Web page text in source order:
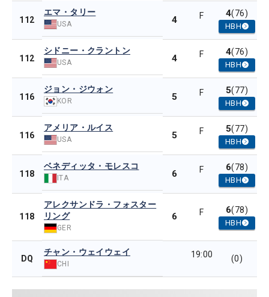
112
エマ・タリー
USA 4 F 4(76)
HBH
112
シドニー・クラントン
USA 4 F 4(76)
HBH
116
ジョン・ジウォン
KOR 5 F 5(77)
HBH
116
アメリア・ルイス
USA 5 F 5(77)
HBH
118
ベネディッタ・モレスコ
ITA 6 F 6(78)
HBH
118
アレクサンドラ・フォスター
リング
GER
6 F 6(78)
HBH
DQ
チャン・ウェイウェイ
CHI
19:00 (0)